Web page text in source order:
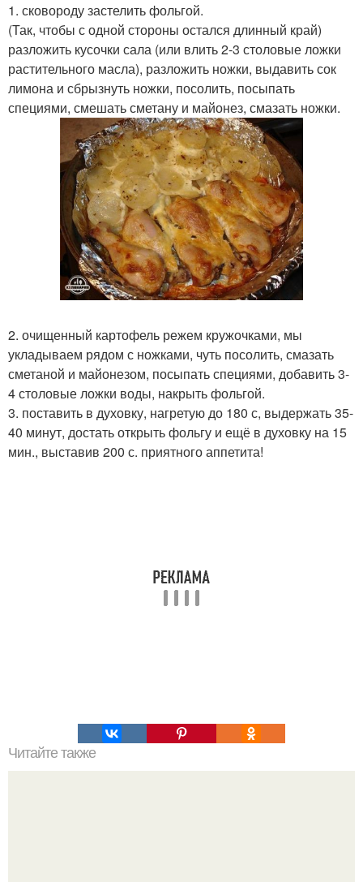
1. сковороду застелить фольгой.
(Так, чтобы с одной стороны остался длинный край)
разложить кусочки сала (или влить 2-3 столовые ложки
растительного масла), разложить ножки, выдавить сок
лимона и сбрызнуть ножки, посолить, посыпать
специями, смешать сметану и майонез, смазать ножки.
2. очищенный картофель режем кружочками, мы
укладываем рядом с ножками, чуть посолить, смазать
сметаной и майонезом, посыпать специями, добавить 3-
4 столовые ложки воды, накрыть фольгой.
3. поставить в духовку, нагретую до 180 с, выдержать 35-
40 минут, достать открыть фольгу и ещё в духовку на 15
мин., выставив 200 с. приятного аппетита!
Читайте также